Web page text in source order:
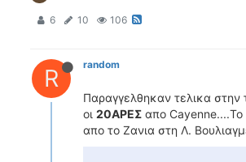
6 10 106
R random
Παραγγελθηκαν τελικα στην
οι 20ΑΡΕΣ απο Cayenne....To
απο το Ζανια στη Λ.